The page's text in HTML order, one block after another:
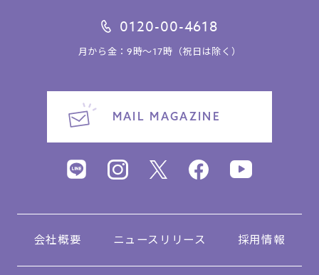
0120-00-4618
月から金：9時～17時（祝日は除く）
MAIL MAGAZINE
会社概要 ニュースリリース 採用情報